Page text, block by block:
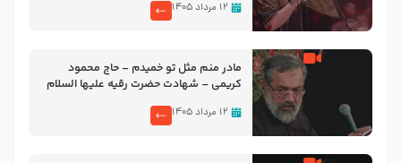
۱۲ مرداد ۱۴۰۵
مادر منم مثل تو خمیدم – حاج محمود
کریمی – شهادت حضرت رقیه علیها السلام
۱۲ مرداد ۱۴۰۵